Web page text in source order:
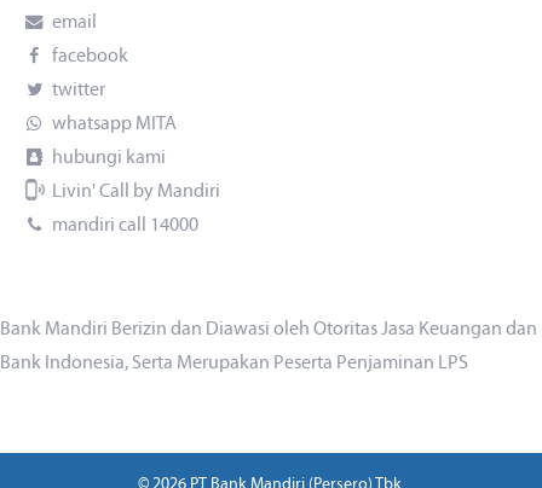
email
facebook
twitter
whatsapp MITA
hubungi kami
Livin' Call by Mandiri
mandiri call 14000
Bank Mandiri Berizin dan Diawasi oleh Otoritas Jasa Keuangan dan
Bank Indonesia, Serta Merupakan Peserta Penjaminan LPS